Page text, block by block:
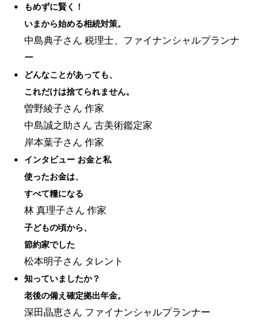
もめずに賢く！
いまから始める相続対策。
中島典子さん 税理士、ファイナンシャルプランナ
ー
どんなことがあっても、
これだけは捨てられません。
曽野綾子さん 作家
中島誠之助さん 古美術鑑定家
岸本葉子さん 作家
インタビュー お金と私
使ったお金は、
すべて糧になる
林 真理子さん 作家
子どもの頃から、
節約家でした
松本明子さん タレント
知っていましたか？
老後の備え確定拠出年金。
深田晶恵さん ファイナンシャルプランナー